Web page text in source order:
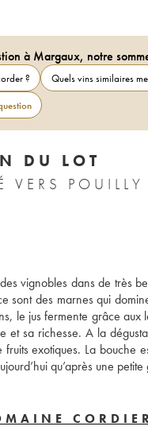
à Margaux, notre
? Quels vins similaires
DU LOT
VERS
vignobles dans de très
sont des marnes qui
le jus fermente grâce
et sa richesse. A la
fruits exotiques. La
qu’après une